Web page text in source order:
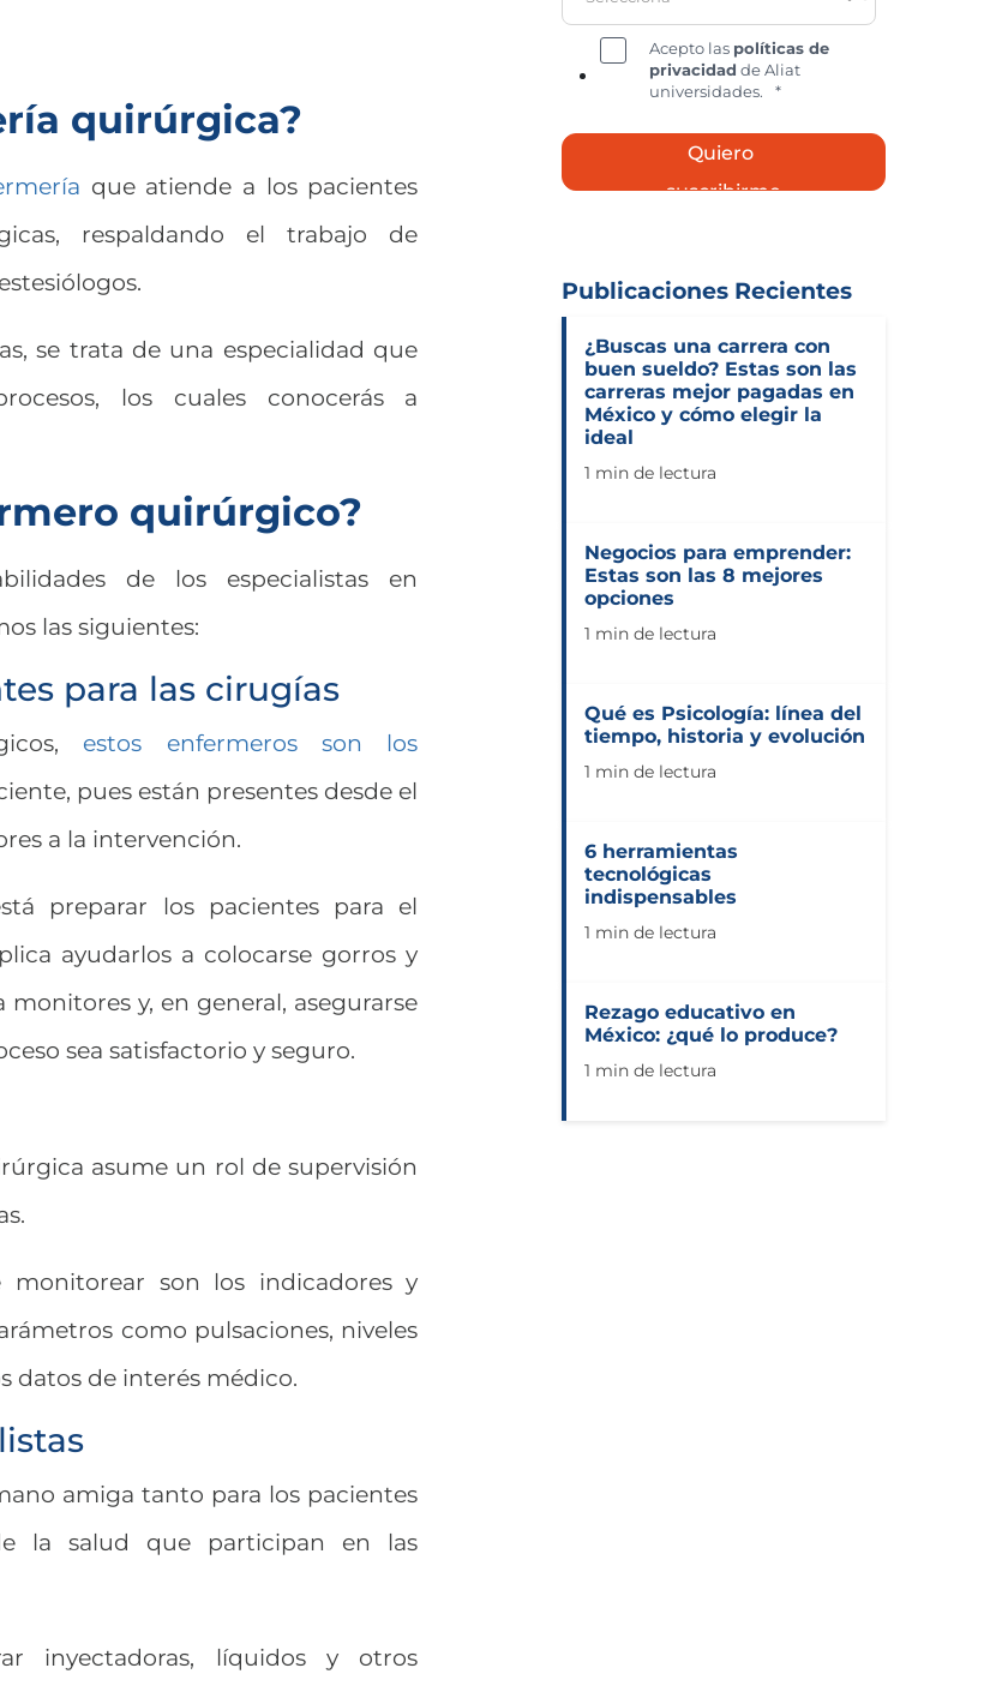
quirúrgica?
que atiende a los pacientes
respaldando el trabajo de
se trata de una especialidad que
los cuales conocerás a
quirúrgico?
de los especialistas en
las siguientes:
para las cirugías
estos enfermeros son los
pues están presentes desde el
a la intervención.
preparar los pacientes para el
ayudarlos a colocarse gorros y
y, en general, asegurarse
sea satisfactorio y seguro.
asume un rol de supervisión
son los indicadores y
como pulsaciones, niveles
datos de interés médico.
amiga tanto para los pacientes
la salud que participan en las
inyectadoras, líquidos y otros
Acepto las políticas de
privacidad de Aliat
universidades.
*
Publicaciones Recientes
¿Buscas una carrera con
buen sueldo? Estas son las
carreras mejor pagadas en
México y cómo elegir la
ideal
1 min de lectura
Negocios para emprender:
Estas son las 8 mejores
opciones
1 min de lectura
Qué es Psicología: línea del
tiempo, historia y evolución
1 min de lectura
6 herramientas
tecnológicas
indispensables
1 min de lectura
Rezago educativo en
México: ¿qué lo produce?
1 min de lectura